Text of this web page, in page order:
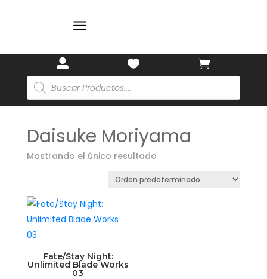
a
 

Búsqueda
de
productos
Daisuke Moriyama
Mostrando el único resultado
Fate/Stay Night:
Unlimited Blade Works
03